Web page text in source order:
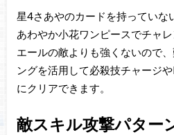
星4さあやのカードを持っていな
あわやか小花ワンピースでチャ
エールの敵よりも強くないので
ングを活用して必殺技チャージ
にクリアできます。
敵スキル攻撃パター